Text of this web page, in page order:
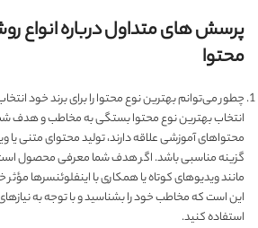
پرسش های متداول درباره انواع
محتوا
چطور می‌توانم بهترین نوع محتوا را برای برند خود
انتخاب بهترین نوع محتوا بستگی به مخاطب و هدف
محتواهای آموزشی علاقه دارند، تولید محتوای متنی یا
گزینه مناسبی باشد. اگر هدف شما معرفی محصول است،
مانند ویدیوهای کوتاه یا همکاری با اینفلوئنسرها
این است که مخاطب خود را بشناسید و با توجه به
استفاده کنید.